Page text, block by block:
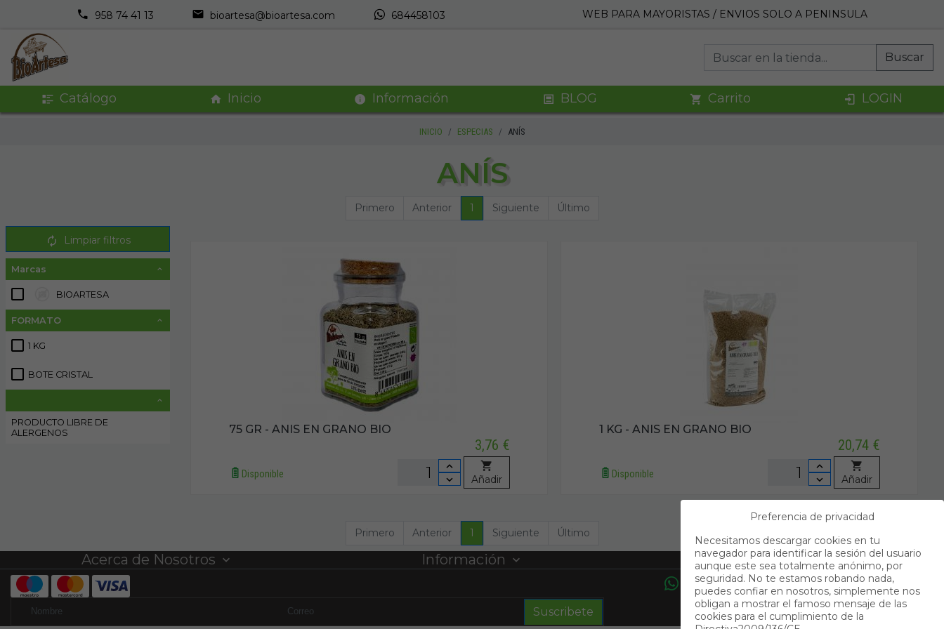
958 74 41 13 bioartesa@bioartesa.com 684458103 WEB PARA MAYORISTAS / ENVIOS SOLO A PENINSULA
Buscar
Catálogo Inicio Información BLOG Carrito LOGIN
INICIO ESPECIAS ANÍS
ANÍS
Primero Anterior 1 Siguiente Último
Limpiar filtros
Marcas
BIOARTESA
FORMATO
1 KG
BOTE CRISTAL
PRODUCTO LIBRE DE
ALERGENOS
75 GR - ANIS EN GRANO BIO
3,76 €
Disponible Añadir
1 KG - ANIS EN GRANO BIO
20,74 €
Disponible Añadir
Primero Anterior 1 Siguiente Último
Acerca de Nosotros Información Contacto
Suscribete
Preferencia de privacidad
Necesitamos descargar cookies en tu
navegador para identificar la sesión del usuario
aunque este sea totalmente anónimo, por
seguridad. No te estamos robando nada,
puedes confiar en nosotros, simplemente nos
obligan a mostrar el famoso mensaje de las
cookies para el cumplimiento de la